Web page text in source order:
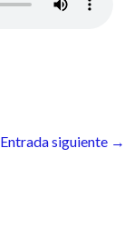
Entrada siguiente →